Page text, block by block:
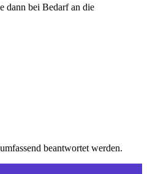
dann bei Bedarf an die
beantwortet werden.